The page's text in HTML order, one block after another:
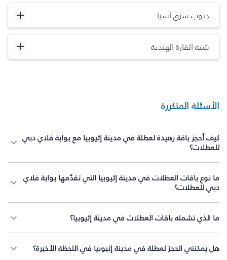
جنوب شرق آسيا
شبه القارة الهندية
الأسئلة المتكررة
كيف أحجز باقة زهيدة لعطلة في مدينة إثيوبيا مع بوابة فلاي دبي
للعطلات؟
ما نوع باقات العطلات في مدينة إثيوبيا التي تقدّمها بوابة فلاي
دبي للعطلات؟
ما الذي تشمله باقات العطلات في مدينة إثيوبيا؟
هل يمكنني الحجز لعطلة في مدينة إثيوبيا في اللحظة الأخيرة؟